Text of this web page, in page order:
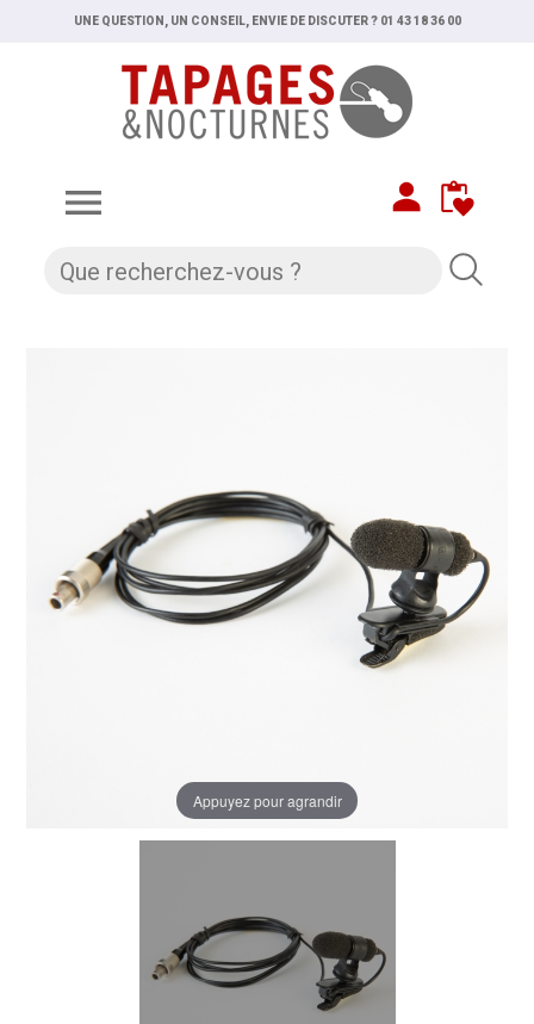
UNE QUESTION, UN CONSEIL, ENVIE DE DISCUTER ? 01 43 18 36 00

Appuyez pour agrandir